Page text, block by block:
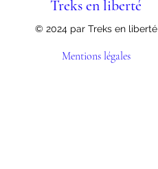
Treks en liberté
© 2024 par Treks en liberté
Mentions légales